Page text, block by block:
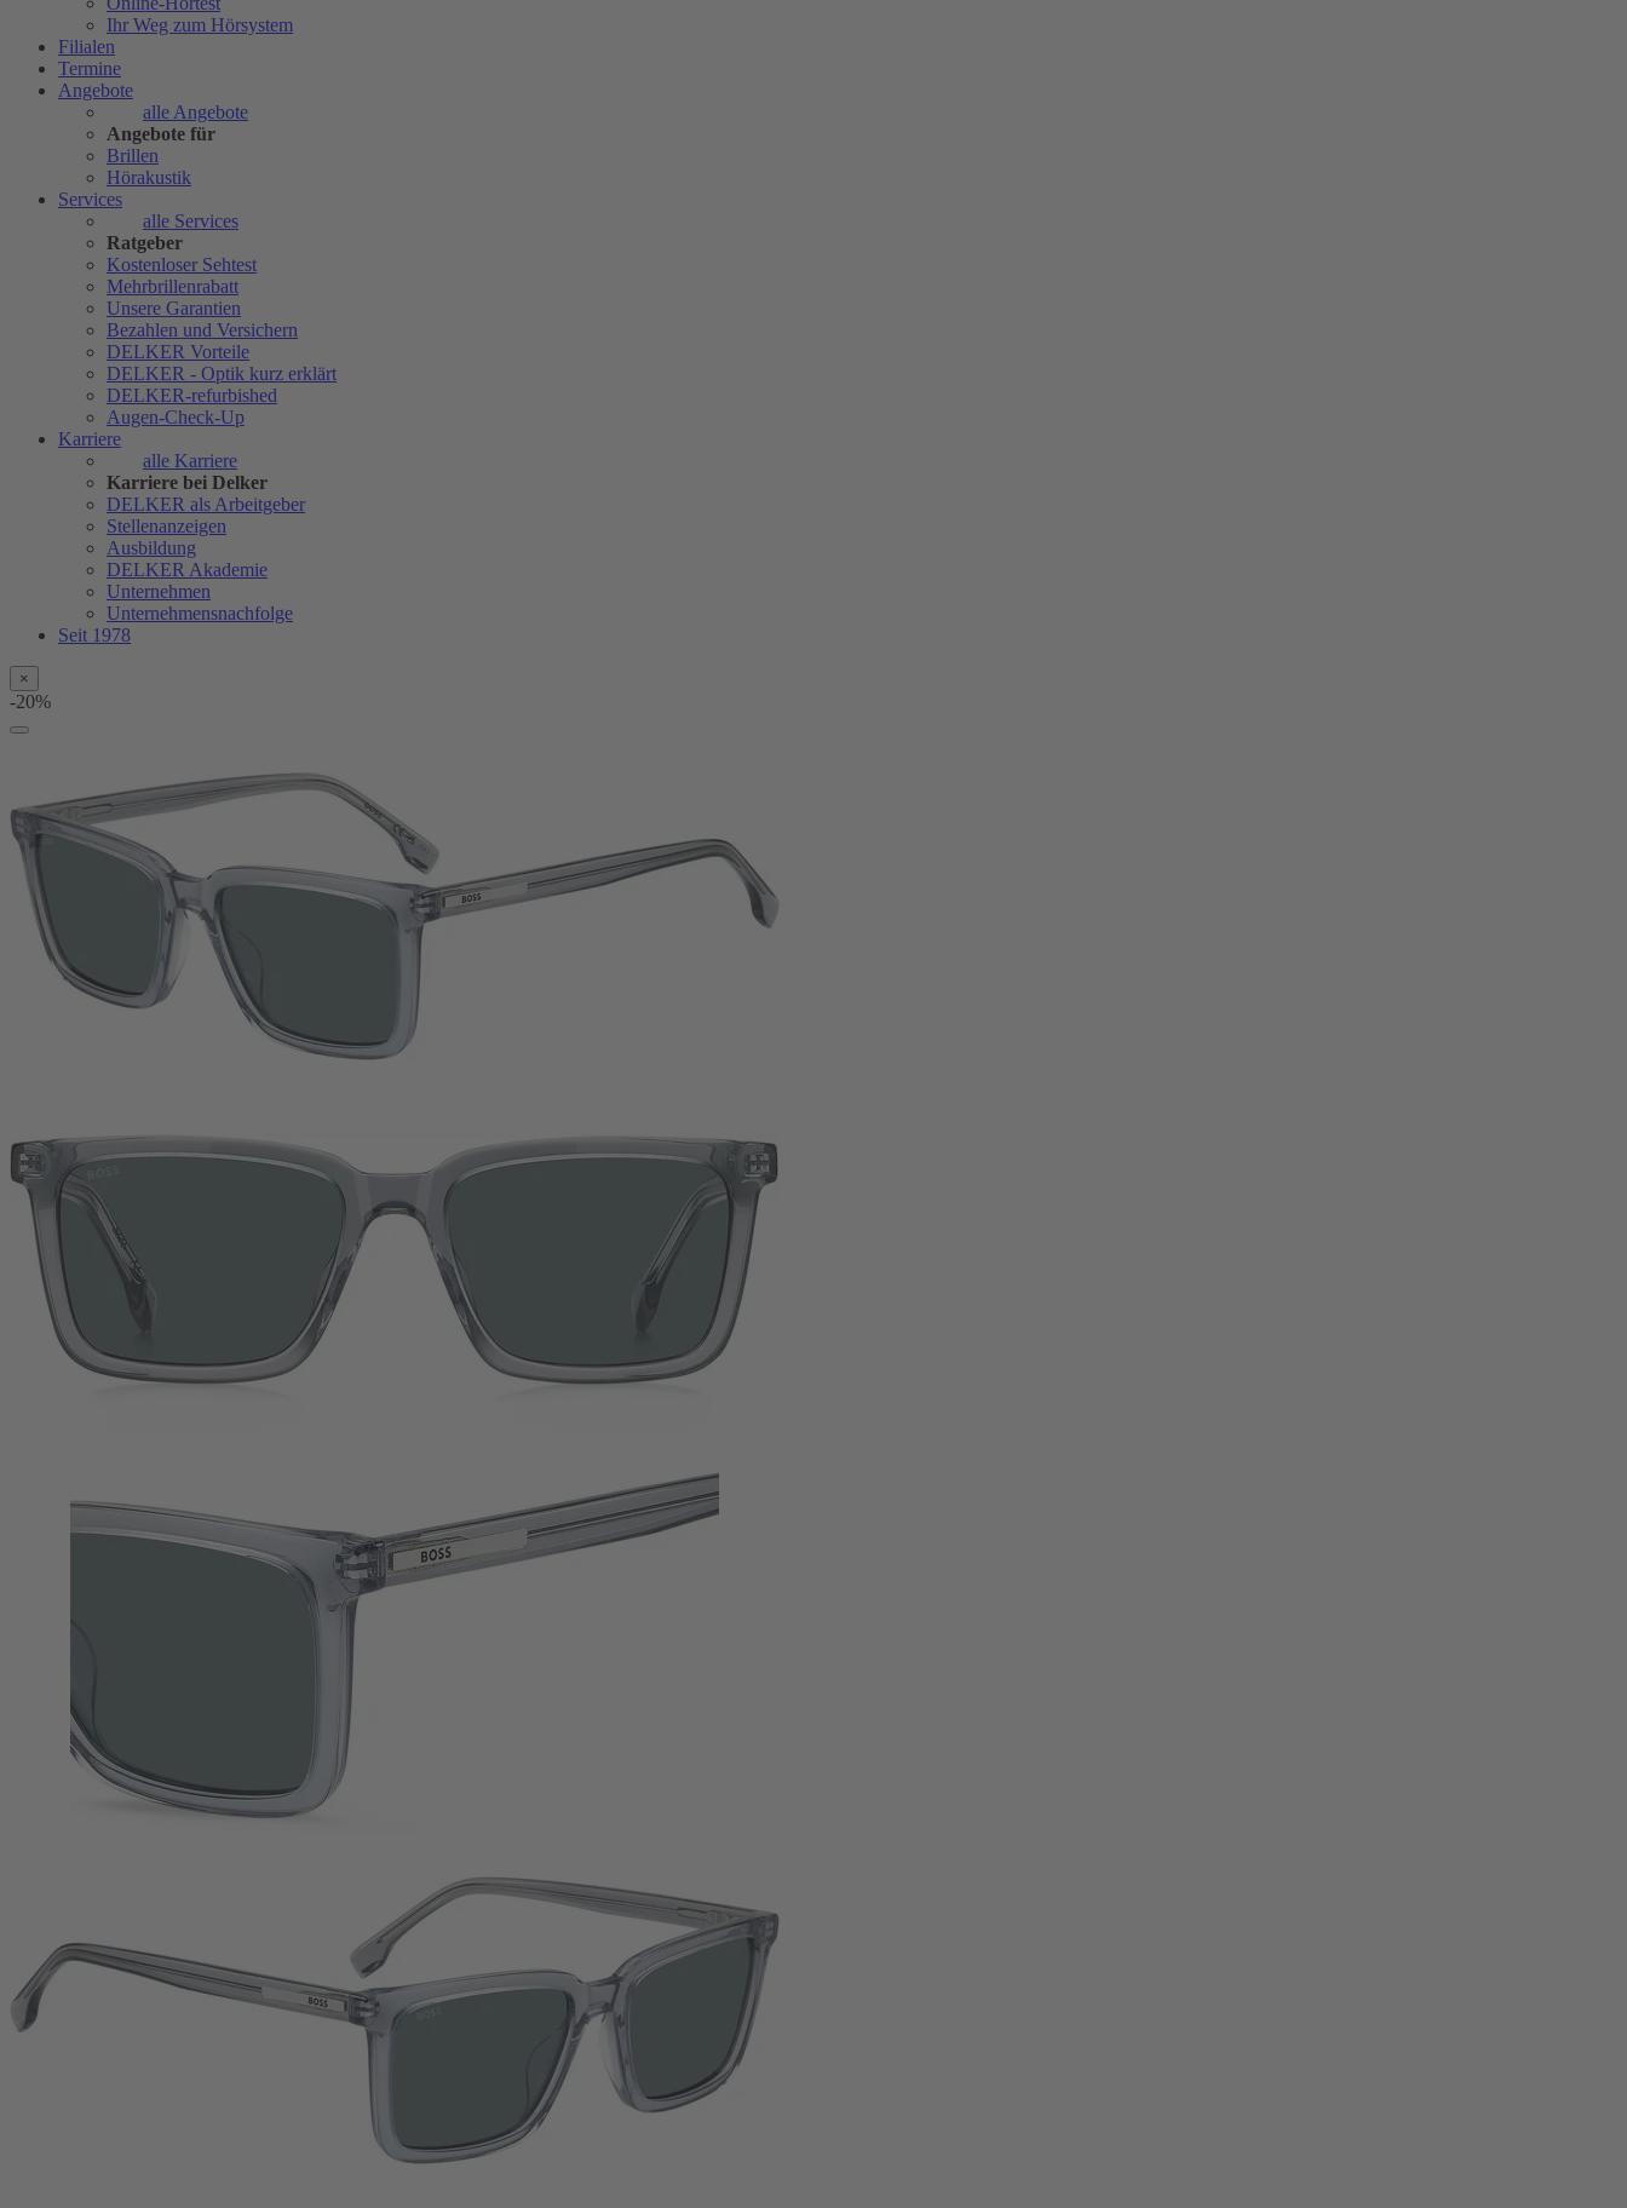
Ihr Weg zum Hörsystem
Filialen
Termine
Angebote
alle Angebote
Angebote für
Brillen
Hörakustik
Services
alle Services
Ratgeber
Kostenloser Sehtest
Mehrbrillenrabatt
Unsere Garantien
Bezahlen und Versichern
DELKER Vorteile
DELKER - Optik kurz erklärt
DELKER-refurbished
Augen-Check-Up
Karriere
alle Karriere
Karriere bei Delker
DELKER als Arbeitgeber
Stellenanzeigen
Ausbildung
DELKER Akademie
Unternehmen
Unternehmensnachfolge
Seit 1978
×
-20%